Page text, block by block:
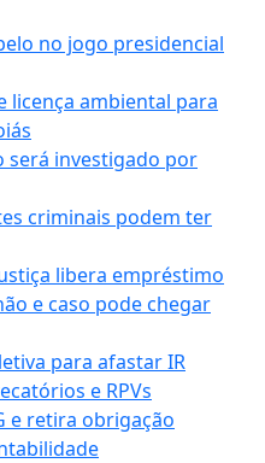
no jogo presidencial
licença ambiental para
investigado por
criminais podem ter
libera empréstimo
e caso pode chegar
para afastar IR
e RPVs
e retira obrigação